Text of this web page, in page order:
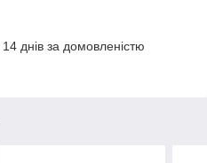
днів за домовленістю